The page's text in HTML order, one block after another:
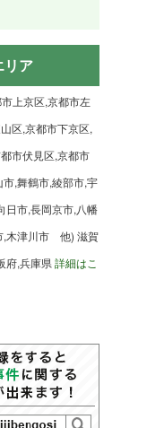
リア
上京区,京都市左
区,京都市下京区,
市伏見区,京都市
,舞鶴市,綾部市,宇
日市,長岡京市,八幡
,木津川市 他) 滋賀
府,兵庫県 詳細はこ